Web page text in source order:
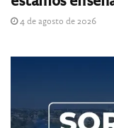
4 de agosto de 2026